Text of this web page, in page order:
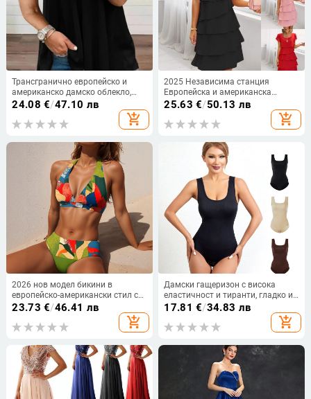
Трансгранично европейско и
американско дамско облекло,
големи размери, нови топове с
леопардов принт и V-образно
деколте, къси ръкави
24.08 €/47.10 лв
add_shopping_cart
2025 Независима станция
Европейска и американска
трансгранична нова лятна рокля
с къс ръкав и кръгло деколте,
плътен цвят, жени
25.63 €/50.13 лв
add_shopping_cart
2026 нов модел бикини в
европейско-американски стил с
V-образно деколте, многоцветен
принт, висока еластичност,
двучастен плувен костюм
23.73 €/46.41 лв
add_shopping_cart
Дамски гащеризон с висока
еластичност и тиранти, гладко и
нежно домашно облекло, тънка
талия и дишащо оформящо
тялото облекло от цял ​​свят
17.81 €/34.83 лв
add_shopping_cart